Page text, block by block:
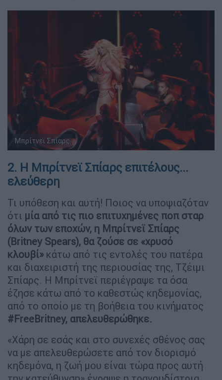
Μπρίτνεϊ Σπίαρς
2. Η Μπρίτνεϊ Σπίαρς επιτέλους...
ελεύθερη
Τι υπόθεση και αυτή! Ποιος να υποψιαζόταν
ότι μία από τις πιο επιτυχημένες ποπ σταρ
όλων των εποχών, η Μπρίτνεϊ Σπίαρς
(Britney Spears), θα ζούσε σε «χρυσό
κλουβί» κάτω από τις εντολές του πατέρα
και διαχειριστή της περιουσίας της, Τζέιμι
Σπίαρς. Η Μπρίτνεϊ περιέγραψε τα όσα
έζησε κάτω από το καθεστώς κηδεμονίας,
από το οποίο με τη βοήθεια του κινήματος
#FreeBritney, απελευθερώθηκε.
«Χάρη σε εσάς και στο συνεχές σθένος σας
να με απελευθερώσετε από τον διορισμό
κηδεμόνα, η ζωή μου είναι τώρα προς αυτή